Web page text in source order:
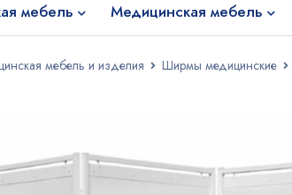
мебель Медицинская мебель
мебель и изделия Ширмы медицинские